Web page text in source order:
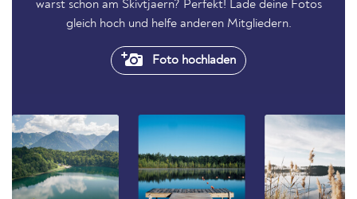
warst schon am Skivtjaern? Perfekt! Lade deine Fotos
gleich hoch und helfe anderen Mitgliedern.
Foto hochladen